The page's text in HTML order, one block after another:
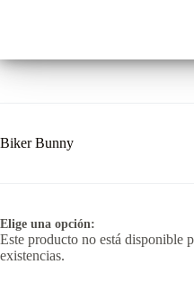
Biker Bunny
Elige una opción:
Este producto no está disponible
existencias.